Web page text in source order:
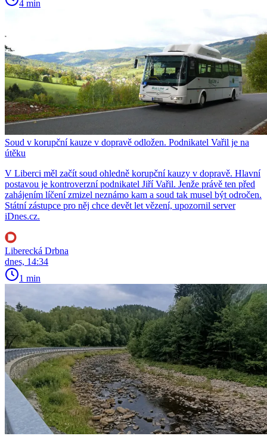
4 min
Soud v korupční kauze v dopravě odložen. Podnikatel Vařil je na
útěku
V Liberci měl začít soud ohledně korupční kauzy v dopravě. Hlavní
postavou je kontroverzní podnikatel Jiří Vařil. Jenže právě ten před
zahájením líčení zmizel neznámo kam a soud tak musel být odročen.
Státní zástupce pro něj chce devět let vězení, upozornil server
iDnes.cz.
Liberecká Drbna
dnes, 14:34
1 min